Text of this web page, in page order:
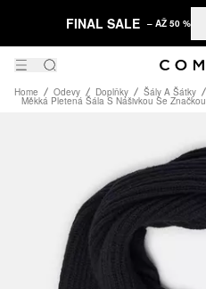
FINAL SALE – AŽ 50 %
Home Odevy Doplňky Šály A Šátky
Měkká Pletená Šála S Nášivkou Se Značkou